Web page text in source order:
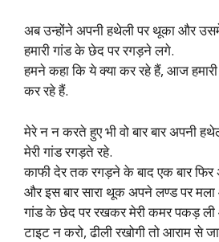
अब उन्होंने अपनी हथेली पर थूका और
हमारी गांड के छेद पर रगड़ने लगे.
हमने कहा कि ये क्या कर रहे हैं, आज
कर रहे हैं.
मेरे न न करते हुए भी वो बार बार अपनी
मेरी गांड रगड़ते रहे.
काफी देर तक रगड़ने के बाद एक बार
और इस बार सारा थूक अपने लण्ड पर मला
गांड के छेद पर रखकर मेरी कमर पकड़ ली
टाइट न करो, ढीली रखोगी तो आराम से